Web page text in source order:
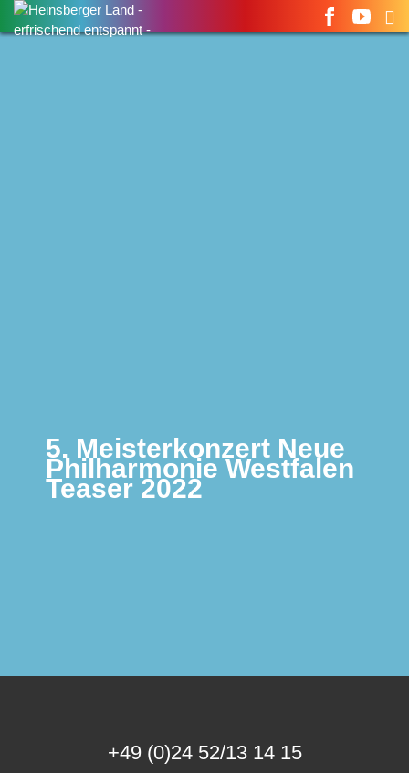
Suchen
nach:
5. Meisterkonzert Neue
Philharmonie Westfalen
Teaser 2022
+49 (0)24 52/13 14 15